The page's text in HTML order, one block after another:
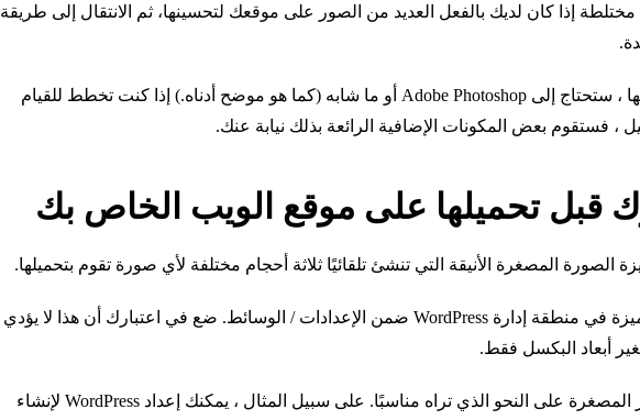
إذا كان لديك بالفعل العديد من الصور على موقعك لتحسينها، ثم الانتقال إلى طريقة
لتحسين الصور قبل تحميلها ، ستحتاج إلى Adobe Photoshop أو ما شابه (كما هو موضح أدناه.) إذا كنت تخطط للقيام
، فستقوم بعض المكونات الإضافية الرائعة بذلك نيابة عنك.
تحميلها على موقع الويب الخاص بك
يمكنك العثور على هذه الميزة في منطقة إدارة WordPress ضمن الإعدادات / الوسائط. ضع في اعتبارك أن هذا لا يؤدي
أبعاد البكسل فقط.
يمكنك ضبط أحجام الصور المصغرة على النحو الذي تراه مناسبًا. على سبيل المثال ، يمكنك إعداد WordPress لإنشاء